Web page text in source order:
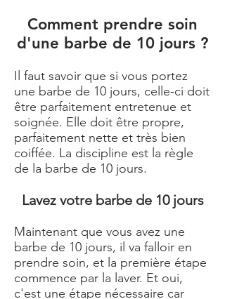
Comment prendre soin
d'une barbe de 10 jours ?
Il faut savoir que si vous portez
une barbe de 10 jours, celle-ci doit
être parfaitement entretenue et
soignée. Elle doit être propre,
parfaitement nette et très bien
coiffée. La discipline est la règle
de la barbe de 10 jours.
Lavez votre barbe de 10 jours
Maintenant que vous avez une
barbe de 10 jours, il va falloir en
prendre soin, et la première étape
commence par la laver. Et oui,
c'est une étape nécessaire car